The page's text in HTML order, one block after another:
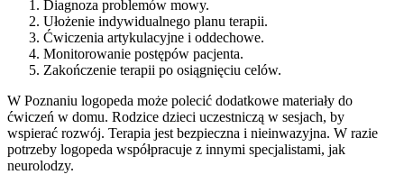
Diagnoza problemów mowy.
Ułożenie indywidualnego planu terapii.
Ćwiczenia artykulacyjne i oddechowe.
Monitorowanie postępów pacjenta.
Zakończenie terapii po osiągnięciu celów.
W Poznaniu logopeda może polecić dodatkowe materiały do
ćwiczeń w domu. Rodzice dzieci uczestniczą w sesjach, by
wspierać rozwój. Terapia jest bezpieczna i nieinwazyjna. W razie
potrzeby logopeda współpracuje z innymi specjalistami, jak
neurolodzy.